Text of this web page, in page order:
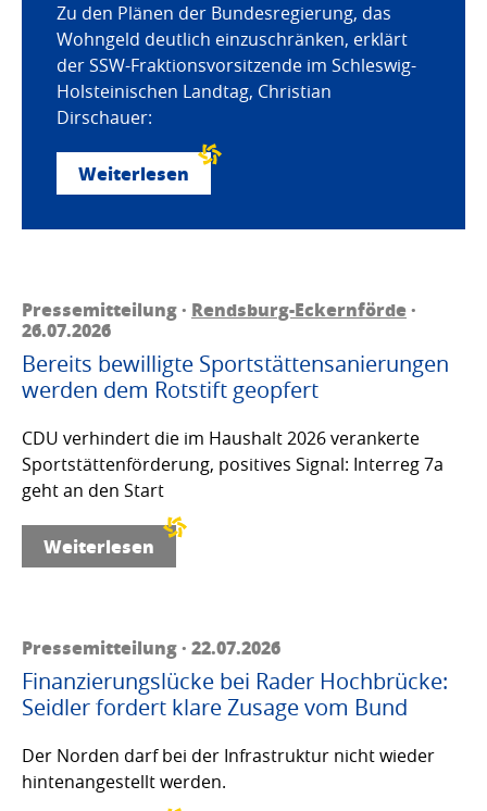
Zu den Plänen der Bundesregierung, das
Wohngeld deutlich einzuschränken, erklärt
der SSW-Fraktionsvorsitzende im Schleswig-
Holsteinischen Landtag, Christian
Dirschauer:
Weiterlesen
Pressemitteilung · Rendsburg-Eckernförde·
26.07.2026
Bereits bewilligte Sportstättensanierungen
werden dem Rotstift geopfert
CDU verhindert die im Haushalt 2026 verankerte
Sportstättenförderung, positives Signal: Interreg 7a
geht an den Start
Weiterlesen
Pressemitteilung · 22.07.2026
Finanzierungslücke bei Rader Hochbrücke:
Seidler fordert klare Zusage vom Bund
Der Norden darf bei der Infrastruktur nicht wieder
hintenangestellt werden.